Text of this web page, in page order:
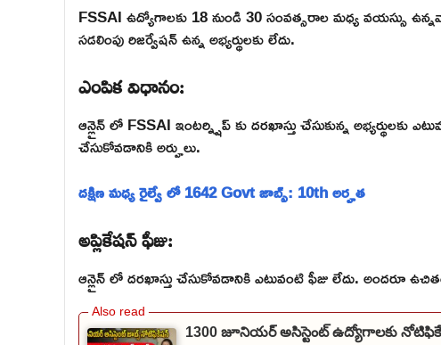
FSSAI ఉద్యోగాలకు 18 నుండి 30 సంవత్సరాల మధ్య వయస్సు
సడలింపు రిజర్వేషన్ ఉన్న అభ్యర్థులకు లేదు.
ఎంపిక విధానం:
ఆన్లైన్ లో FSSAI ఇంటర్న్షిప్ కు దరఖాస్తు చేసుకున్న అభ్యర్థులకు
చేసుకోవడానికి అర్హులు.
దక్షిణ మధ్య రైల్వే లో 1642 Govt జాబ్స్: 10th అర్హత
అప్లికేషన్ ఫీజు:
ఆన్లైన్ లో దరఖాస్తు చేసుకోవడానికి ఎటువంటి ఫీజు లేదు. అందరూ
1300 జూనియర్ అసిస్టెంట్ ఉద్యోగాలకు